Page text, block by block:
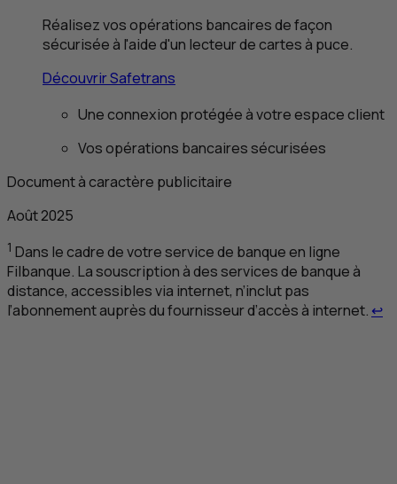
Réalisez vos opérations bancaires de façon
sécurisée à l'aide d'un lecteur de cartes à puce.
Découvrir Safetrans
Une connexion protégée à votre espace client
Vos opérations bancaires sécurisées
Document à caractère publicitaire
Août 2025
1 Dans le cadre de votre service de banque en ligne
Filbanque. La souscription à des services de banque à
distance, accessibles via internet, n’inclut pas
l’abonnement auprès du fournisseur d’accès à internet. ↩